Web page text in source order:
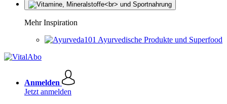
Mehr Inspiration
Ayurvedische Produkte und Superfood
Anmelden
Jetzt anmelden